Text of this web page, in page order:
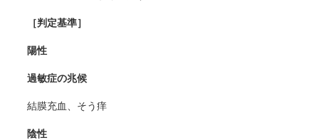
［判定基準］
陽性
過敏症の兆候
結膜充血、そう痒
陰性